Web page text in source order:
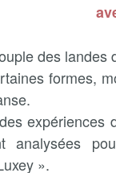
des landes
formes,
expériences
analysées
».